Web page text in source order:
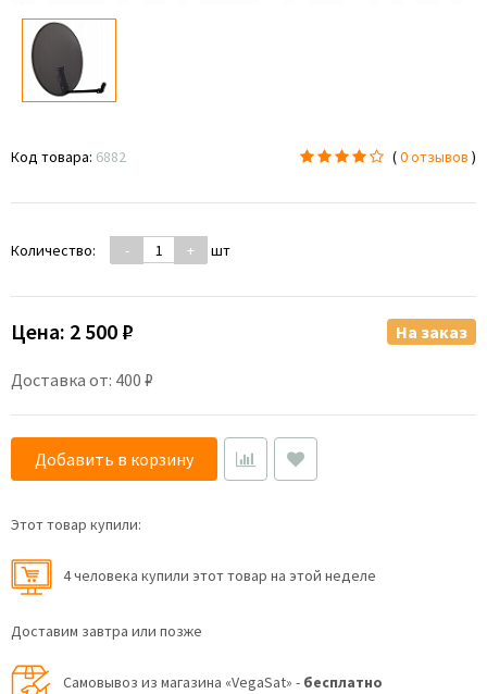
Код товара: 6882 (0 отзывов )
Количество: - + шт
Цена: 2 500 ₽
Доставка от: 400 ₽
На заказ
Добавить в корзину
Этот товар купили:
4 человекa купили этот товар на этой неделе
Доставим завтра или позже
Самовывоз из магазина «VegaSat» - бесплатно